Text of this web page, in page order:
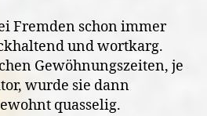
Fremden schon immer
und wortkarg.
Gewöhnungszeiten, je
wurde sie dann
quasselig.